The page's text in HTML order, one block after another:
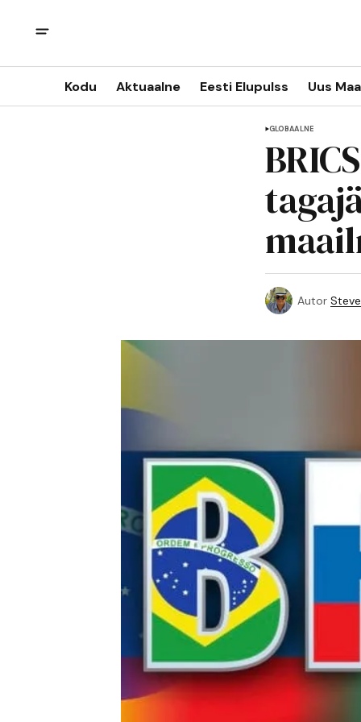
Kodu Aktuaalne Eesti Elupulss Uus
GLOBAALNE
Autor